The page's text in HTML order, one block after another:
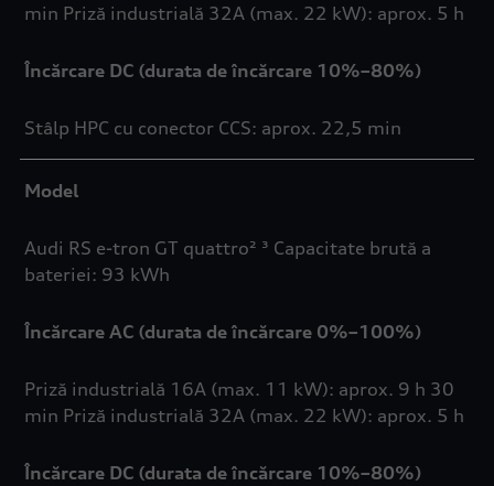
min Priză industrială 32A (max. 22 kW): aprox. 5 h
Încărcare DC (durata de încărcare 10%–80%)
Stâlp HPC cu conector CCS: aprox. 22,5 min
Model
Audi RS e-tron GT quattro² ³ Capacitate brută a
bateriei: 93 kWh
Încărcare AC (durata de încărcare 0%–100%)
Priză industrială 16A (max. 11 kW): aprox. 9 h 30
min Priză industrială 32A (max. 22 kW): aprox. 5 h
Încărcare DC (durata de încărcare 10%–80%)